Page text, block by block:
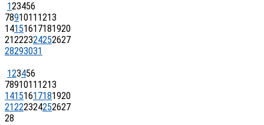
123456
7891011 1213
14151617181920
21222324252627
28293031
123456
7891011 1213
14151617181920
21222324252627
28